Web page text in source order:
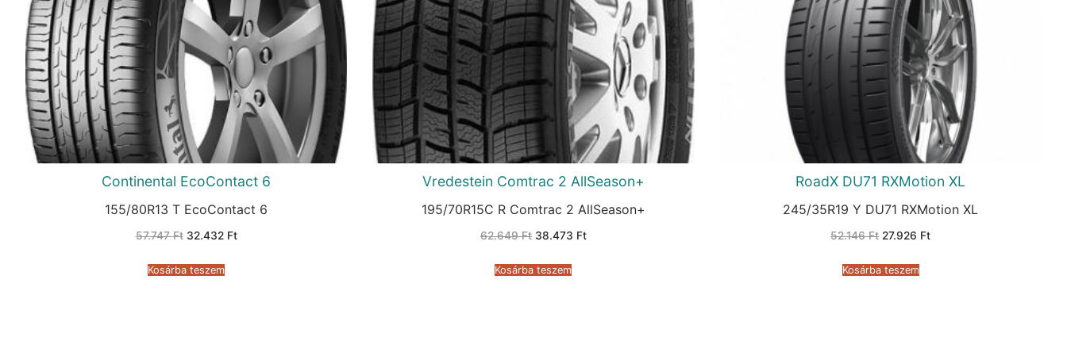
Continental EcoContact 6
155/80R13 T EcoContact 6
57.747Ft Original
57.747 Ft.
32.432 FtCurrent
Kosárba teszem
Vredestein Comtrac 2 AllSeason+
195/70R15C R Comtrac 2 AllSeason+
62.649Ft Original
62.649 Ft.
38.473 FtCurrent
Kosárba teszem
RoadX DU71 RXMotion XL
245/35R19 Y DU71 RXMotion XL
52.146Ft Original
52.146 Ft.
27.926 FtCurrent
Kosárba teszem